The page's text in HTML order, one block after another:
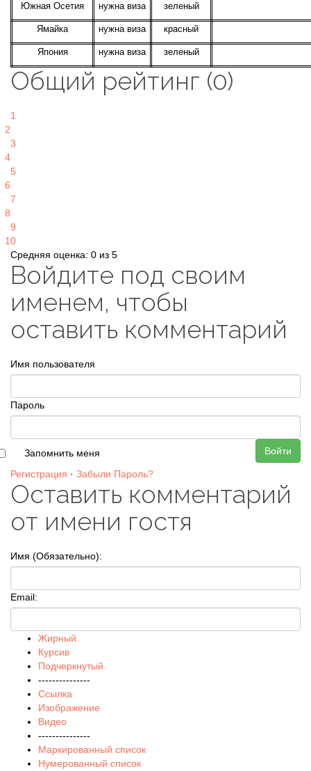
Южная Осетия нужна виза зеленый
Ямайка нужна виза красный
Япония нужна виза зеленый
Общий рейтинг (0)
1
2
3
4
5
6
7
8
9
10
Средняя оценка: 0 из 5
Войдите под своим
именем, чтобы
оставить комментарий
Имя пользователя
Пароль
Войти
Запомнить меня
Регистрация · Забыли Пароль?
Оставить комментарий
от имени гостя
Имя (Обязательно):
Email:
Жирный
Курсив
Подчеркнутый
---------------
Ссылка
Изображение
Видео
---------------
Маркированный список
Нумерованный список